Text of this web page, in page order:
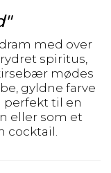
med over
spiritus,
mødes
gyldne farve
perfekt til en
eller som et
cocktail.